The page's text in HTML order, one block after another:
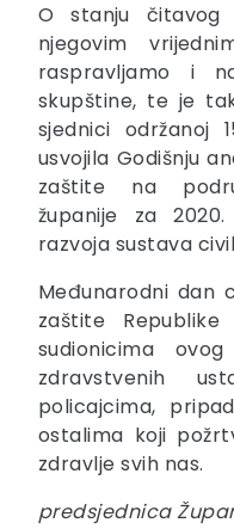
O stanju čitavog
njegovim
raspravljamo i
skupštine, te je
sjednici održanoj
usvojila Godišnju
zaštite na
županije za
razvoja sustava
Međunarodni dan
zaštite
sudionicima
zdravstvenih
policajcima,
ostalima koji
zdravlje svih nas.
predsjednica